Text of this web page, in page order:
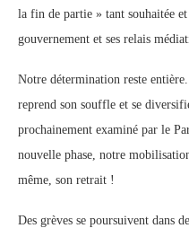
la fin de partie » tant souhaitée
gouvernement et ses relais
Notre détermination reste
reprend son souffle et se
prochainement examiné par le
nouvelle phase, notre
même, son retrait !
Des grèves se poursuivent dans